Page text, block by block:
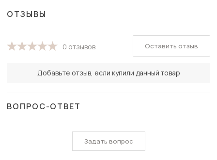
ОТЗЫВЫ
0 отзывов
Добавьте отзыв, если купили данный товар
Оставить отзыв
ВОПРОС-ОТВЕТ
Задать вопрос